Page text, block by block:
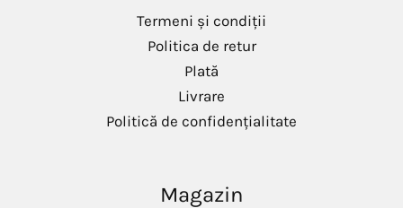
Termeni și condiții
Politica de retur
Plată
Livrare
Politică de confidențialitate
Magazin